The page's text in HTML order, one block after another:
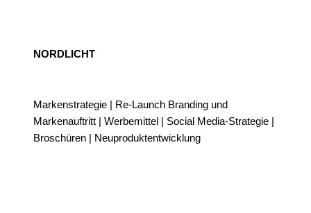
NORDLICHT
Markenstrategie | Re-Launch Branding und
Markenauftritt | Werbemittel | Social Media-Strategie |
Broschüren | Neuproduktentwicklung